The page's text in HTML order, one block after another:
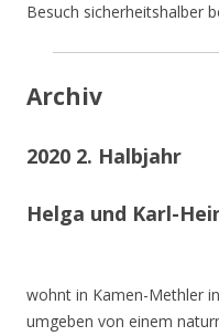
Besuch sicherheitshalber
Archiv
2020 2. Halbjahr
Helga und Karl-
wohnt in Kamen-Methler
umgeben von einem